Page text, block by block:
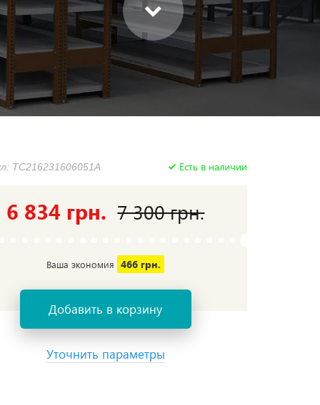
TC216231606051A Есть в наличии
6 834 грн. 7 300 грн.
Ваша экономия 466 грн.
Добавить в корзину
Уточнить параметры